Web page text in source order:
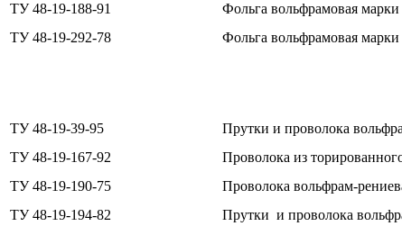
ТУ 48-19-188-91 Фольга вольфрамовая марки
ТУ 48-19-292-78
Фольга вольфрамовая марки
ТУ 48-19-39-95 Прутки и проволока
ТУ 48-19-167-92
Проволока из
ТУ 48-19-190-75
Проволока вольфрам-
ТУ 48-19-194-82
Прутки и проволока